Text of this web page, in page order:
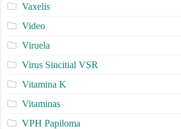
Vaxelis
Video
Viruela
Virus Sincitial VSR
Vitamina K
Vitaminas
VPH Papiloma